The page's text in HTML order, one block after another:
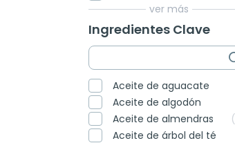
ver más
Ingredientes Clave
Aceite de aguacate
Aceite de algodón
Aceite de almendras
Aceite de árbol del té